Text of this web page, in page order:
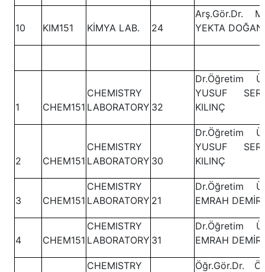
10 KIM151 KİMYA LAB. 24
Arş.Gör.Dr.
YEKTA DOĞAN
1 CHEM151
CHEMISTRY
LABORATORY 32
Dr.Öğretim
YUSUF
KILINÇ
2 CHEM151
CHEMISTRY
LABORATORY 30
Dr.Öğretim
YUSUF
KILINÇ
3 CHEM151
CHEMISTRY
LABORATORY 21
Dr.Öğretim
EMRAH DEMİR
4 CHEM151
CHEMISTRY
LABORATORY 31
Dr.Öğretim
EMRAH DEMİR
CHEMISTRY
Öğr.Gör.Dr.